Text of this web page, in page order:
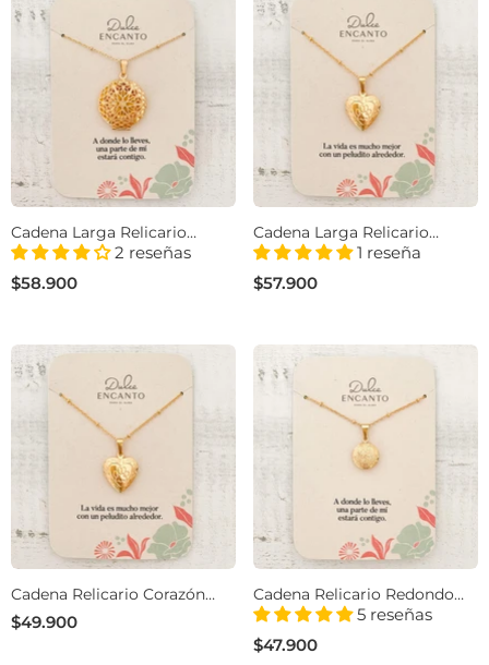
Cadena Larga Relicario
Mandala Filigrana Con
Significado
2 reseñas
$58.900
Cadena Larga Relicario
Corazón Huella Mascota Con
Significado
1 reseña
$57.900
Cadena Relicario Corazón
Huella Mascota Con
Significado
$49.900
Cadena Relicario Redondo
Mandala Mini Con
Significado
5 reseñas
$47.900